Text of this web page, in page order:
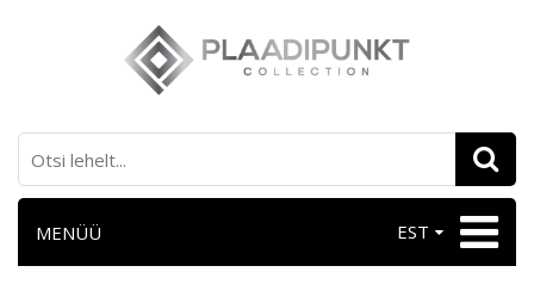
EST
MENÜÜ